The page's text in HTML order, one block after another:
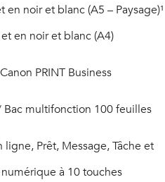
noir et blanc (A5 – Paysage)¹
en noir et blanc (A4)
PRINT Business
multifonction 100 feuilles
ligne, Prêt, Message, Tâche et
à 10 touches